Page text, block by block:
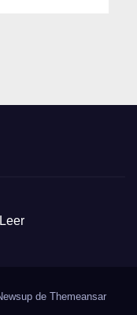
de Themeansar